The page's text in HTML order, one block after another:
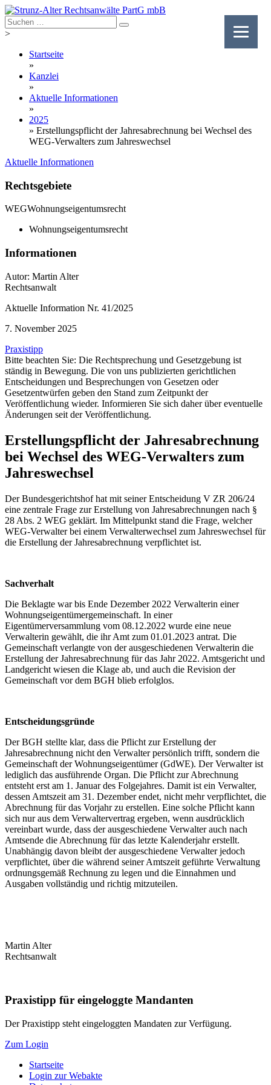
Skip
to
content
>
Startseite
»
Kanzlei
»
Aktuelle Informationen
»
2025
» Erstellungspflicht der Jahresabrechnung bei Wechsel des
WEG-Verwalters zum Jahreswechsel
Aktuelle Informationen
Rechtsgebiete
WEGWohnungseigentumsrecht
Wohnungseigentumsrecht
Informationen
Autor: Martin Alter
Rechtsanwalt
Aktuelle Information Nr. 41/2025
7. November 2025
Praxistipp
Bitte beachten Sie: Die Rechtsprechung und Gesetzgebung ist
ständig in Bewegung. Die von uns publizierten gerichtlichen
Entscheidungen und Besprechungen von Gesetzen oder
Gesetzentwürfen geben den Stand zum Zeitpunkt der
Veröffentlichung wieder. Informieren Sie sich daher über eventuelle
Änderungen seit der Veröffentlichung.
Erstellungspflicht der Jahresabrechnung
bei Wechsel des WEG-Verwalters zum
Jahreswechsel
Der Bundesgerichtshof hat mit seiner Entscheidung V ZR 206/24
eine zentrale Frage zur Erstellung von Jahresabrechnungen nach §
28 Abs. 2 WEG geklärt. Im Mittelpunkt stand die Frage, welcher
WEG-Verwalter bei einem Verwalterwechsel zum Jahreswechsel für
die Erstellung der Jahresabrechnung verpflichtet ist.
Sachverhalt
Die Beklagte war bis Ende Dezember 2022 Verwalterin einer
Wohnungseigentümergemeinschaft. In einer
Eigentümerversammlung vom 08.12.2022 wurde eine neue
Verwalterin gewählt, die ihr Amt zum 01.01.2023 antrat. Die
Gemeinschaft verlangte von der ausgeschiedenen Verwalterin die
Erstellung der Jahresabrechnung für das Jahr 2022. Amtsgericht und
Landgericht wiesen die Klage ab, und auch die Revision der
Gemeinschaft vor dem BGH blieb erfolglos.
Entscheidungsgründe
Der BGH stellte klar, dass die Pflicht zur Erstellung der
Jahresabrechnung nicht den Verwalter persönlich trifft, sondern die
Gemeinschaft der Wohnungseigentümer (GdWE). Der Verwalter ist
lediglich das ausführende Organ. Die Pflicht zur Abrechnung
entsteht erst am 1. Januar des Folgejahres. Damit ist ein Verwalter,
dessen Amtszeit am 31. Dezember endet, nicht mehr verpflichtet, die
Abrechnung für das Vorjahr zu erstellen. Eine solche Pflicht kann
sich nur aus dem Verwaltervertrag ergeben, wenn ausdrücklich
vereinbart wurde, dass der ausgeschiedene Verwalter auch nach
Amtsende die Abrechnung für das letzte Kalenderjahr erstellt.
Unabhängig davon bleibt der ausgeschiedene Verwalter jedoch
verpflichtet, über die während seiner Amtszeit geführte Verwaltung
ordnungsgemäß Rechnung zu legen und die Einnahmen und
Ausgaben vollständig und richtig mitzuteilen.
Martin Alter
Rechtsanwalt
Praxistipp für eingeloggte Mandanten
Der Praxistipp steht eingeloggten Mandaten zur Verfügung.
Zum Login
Startseite
Login zur Webakte